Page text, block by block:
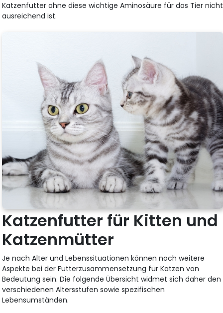
Katzenfutter ohne diese wichtige Aminosäure für das Tier nicht
ausreichend ist.
Katzenfutter für Kitten und
Katzenmütter
Je nach Alter und Lebenssituationen können noch weitere
Aspekte bei der Futterzusammensetzung für Katzen von
Bedeutung sein. Die folgende Übersicht widmet sich daher den
verschiedenen Altersstufen sowie spezifischen
Lebensumständen.